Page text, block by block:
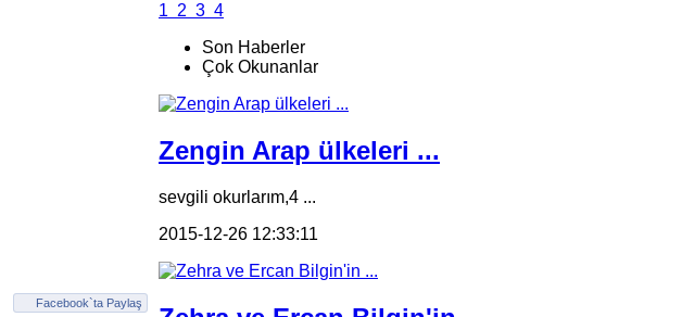
Facebook`ta Paylaş
1 2 3 4
Son Haberler
Çok Okunanlar
Zengin Arap ülkeleri ...
sevgili okurlarım,4 ...
2015-12-26 12:33:11